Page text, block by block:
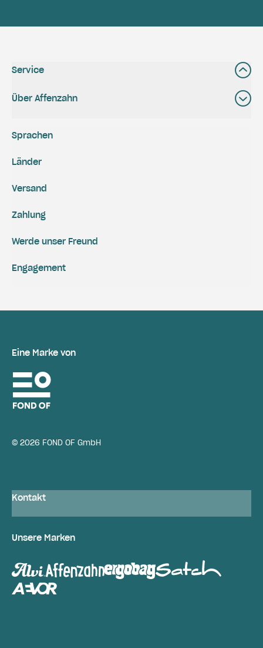
Service
Über Affenzahn
Versand
Zahlung
Engagement
Werde unser Freund
Sprachen
Länder
Eine Marke von
© 2026 FOND OF GmbH
Kontakt
Unsere Marken